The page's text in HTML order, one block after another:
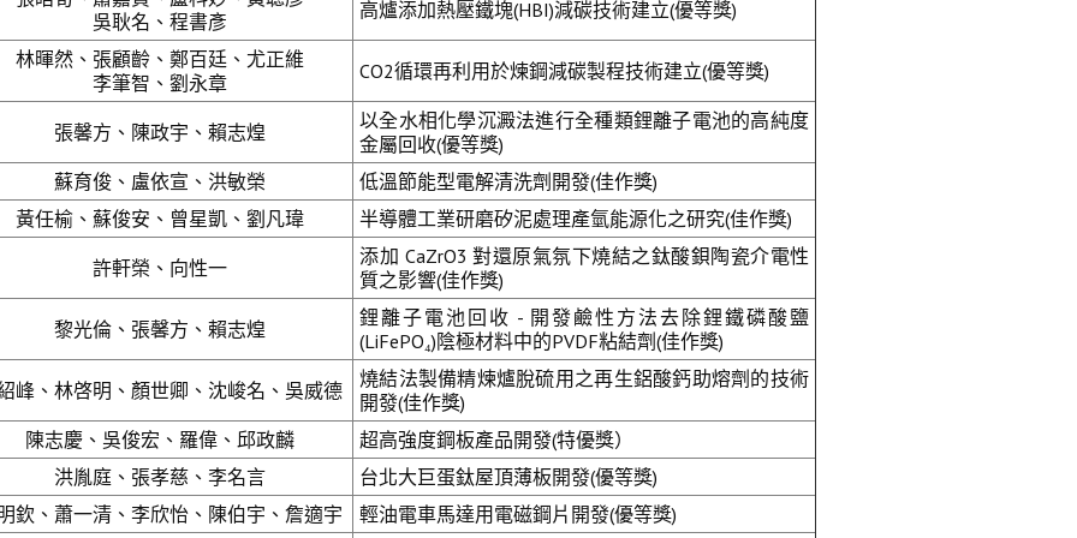
吳耿名、程書彥
高爐添加熱壓鐵塊(HBI)減碳技術建立(優等獎)
林暉然、張顧齡、鄭百廷、尤正維
李筆智、劉永章
CO2循環再利用於煉鋼減碳製程技術建立(優等獎)
張馨方、陳政宇、賴志煌
以全水相化學沉澱法進行全種類鋰離子電池的高純度
金屬回收(優等獎)
蘇育俊、盧依宣、洪敏榮
低溫節能型電解清洗劑開發(佳作獎)
黃任榆、蘇俊安、曾星凱、劉凡瑋
半導體工業研磨矽泥處理產氫能源化之研究(佳作獎)
許軒榮、向性一
添加 CaZrO3 對還原氣氛下燒結之鈦酸鋇陶瓷介電性
質之影響(佳作獎)
黎光倫、張馨方、賴志煌
鋰離子電池回收 - 開發鹼性方法去除鋰鐵磷酸鹽
(LiFePO₄)陰極材料中的PVDF粘結劑(佳作獎)
峰、林啓明、顏世卿、沈峻名、吳威德
燒結法製備精煉爐脫硫用之再生鋁酸鈣助熔劑的技術
開發(佳作獎)
陳志慶、吳俊宏、羅偉、邱政麟
超高強度鋼板產品開發(特優獎）
洪胤庭、張孝慈、李名言
台北大巨蛋鈦屋頂薄板開發(優等獎)
欽、蕭一清、李欣怡、陳伯宇、詹適宇
輕油電車馬達用電磁鋼片開發(優等獎)